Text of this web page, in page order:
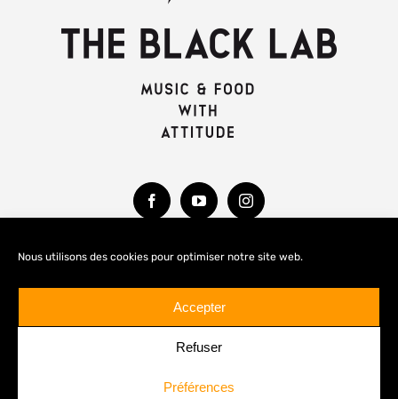
Nous utilisons des cookies pour optimiser notre site web.
Accepter
Refuser
Préférences
MENTIONS LÉGALES